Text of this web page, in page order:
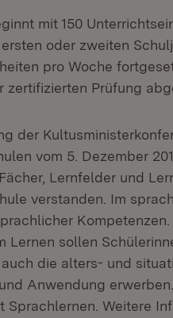
mit 150
oder zweiten
pro Woche
zertifizierten Prüfung
der
vom 5. Dezember
Lernfelder und
verstanden. Im
Lernen sollen
die alters- und
Anwendung
Sprachlernen. Weitere